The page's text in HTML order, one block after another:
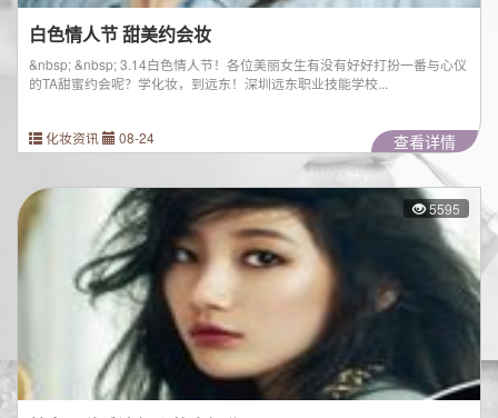
白色情人节 甜美约会妆
&nbsp; &nbsp; 3.14白色情人节！各位美丽女生有没有好好打扮一番与心仪
的TA甜蜜约会呢？学化妆，到远东！深圳远东职业技能学校...
化妆资讯 08-24 查看详情
5595